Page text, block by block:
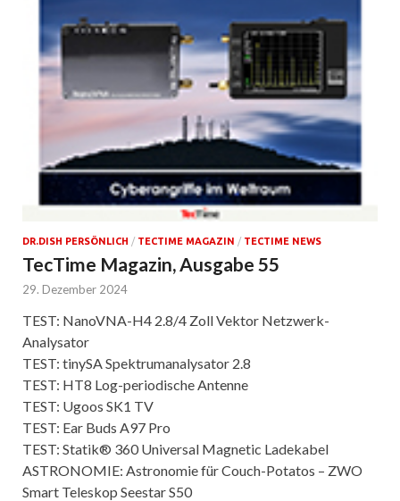
DR.DISH PERSÖNLICH / TECTIME MAGAZIN / TECTIME NEWS
TecTime Magazin, Ausgabe 55
29. Dezember 2024
TEST: NanoVNA-H4 2.8/4 Zoll Vektor Netzwerk-
Analysator
TEST: tinySA Spektrumanalysator 2.8
TEST: HT8 Log-periodische Antenne
TEST: Ugoos SK1 TV
TEST: Ear Buds A97 Pro
TEST: Statik® 360 Universal Magnetic Ladekabel
ASTRONOMIE: Astronomie für Couch-Potatos – ZWO
Smart Teleskop Seestar S50